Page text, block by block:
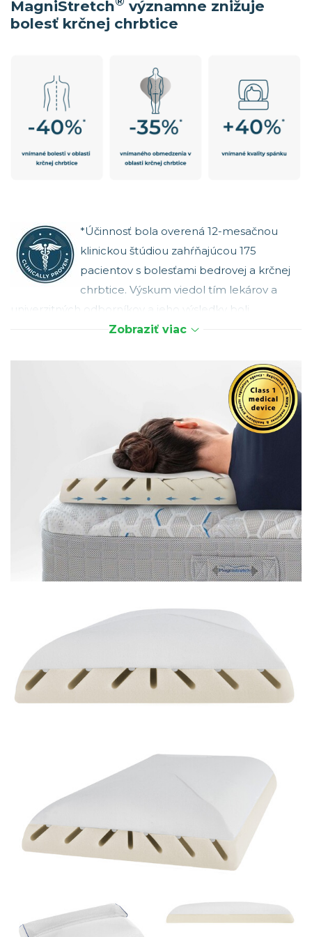
MagniStretch
významne znižuje
bolesť krčnej chrbtice
*Účinnosť bola overená 12-mesačnou
klinickou štúdiou zahŕňajúcou 175
pacientov s bolesťami bedrovej a krčnej
chrbtice. Výskum viedol tím lekárov a
univerzitných odborníkov a jeho výsledky boli
publikované v odbornom časopiseJournal of Surgery,
Popis
pričom táto kolekcia je najpredávanejšou kolekciou
značky Magniflex. Táto technológia funguje na
jednoduchom princípe využívania hmotnosti hlavy a
krku na pretiahnutie krčnej chrbtice. Špeciálne
prierezy zaisťujú jemné pretiahnutie medzistavcových
platničiek cervikálnej chrbtice a krčných svalov počas
napomáha kvalitnejšiemu a ničím nerušenému
spánku. Patentovaná pamäťová pena Memoform a
Zobraziť viac